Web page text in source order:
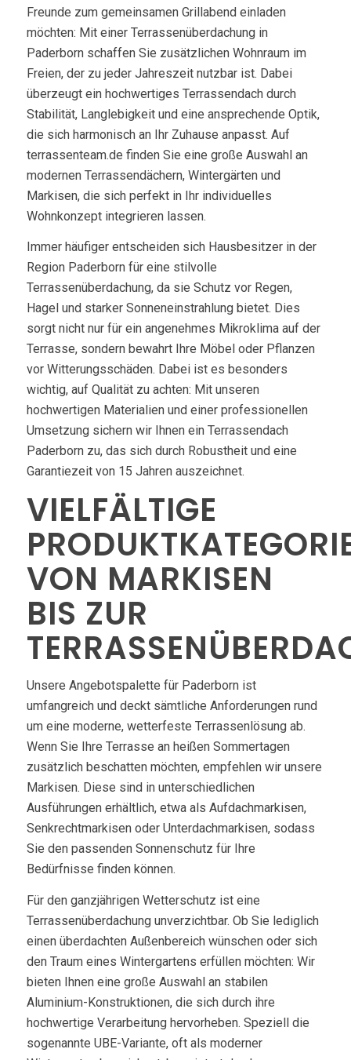
Freunde zum gemeinsamen Grillabend einladen
möchten: Mit einer Terrassenüberdachung in
Paderborn schaffen Sie zusätzlichen Wohnraum im
Freien, der zu jeder Jahreszeit nutzbar ist. Dabei
überzeugt ein hochwertiges Terrassendach durch
Stabilität, Langlebigkeit und eine ansprechende Optik,
die sich harmonisch an Ihr Zuhause anpasst. Auf
terrassenteam.de finden Sie eine große Auswahl an
modernen Terrassendächern, Wintergärten und
Markisen, die sich perfekt in Ihr individuelles
Wohnkonzept integrieren lassen.
Immer häufiger entscheiden sich Hausbesitzer in der
Region Paderborn für eine stilvolle
Terrassenüberdachung, da sie Schutz vor Regen,
Hagel und starker Sonneneinstrahlung bietet. Dies
sorgt nicht nur für ein angenehmes Mikroklima auf der
Terrasse, sondern bewahrt Ihre Möbel oder Pflanzen
vor Witterungsschäden. Dabei ist es besonders
wichtig, auf Qualität zu achten: Mit unseren
hochwertigen Materialien und einer professionellen
Umsetzung sichern wir Ihnen ein Terrassendach
Paderborn zu, das sich durch Robustheit und eine
Garantiezeit von 15 Jahren auszeichnet.
VIELFÄLTIGE
VON MARKISEN
BIS ZUR
Unsere Angebotspalette für Paderborn ist
umfangreich und deckt sämtliche Anforderungen rund
um eine moderne, wetterfeste Terrassenlösung ab.
Wenn Sie Ihre Terrasse an heißen Sommertagen
zusätzlich beschatten möchten, empfehlen wir unsere
Markisen. Diese sind in unterschiedlichen
Ausführungen erhältlich, etwa als Aufdachmarkisen,
Senkrechtmarkisen oder Unterdachmarkisen, sodass
Sie den passenden Sonnenschutz für Ihre
Bedürfnisse finden können.
Für den ganzjährigen Wetterschutz ist eine
Terrassenüberdachung unverzichtbar. Ob Sie lediglich
einen überdachten Außenbereich wünschen oder sich
den Traum eines Wintergartens erfüllen möchten: Wir
bieten Ihnen eine große Auswahl an stabilen
Aluminium-Konstruktionen, die sich durch ihre
hochwertige Verarbeitung hervorheben. Speziell die
sogenannte UBE-Variante, oft als moderner